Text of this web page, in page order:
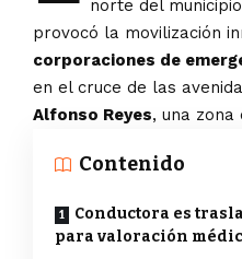
norte del
provocó la movilización
corporaciones de
en el cruce de las
Alfonso Reyes, una zona
Contenido
Conductora es
para valoración